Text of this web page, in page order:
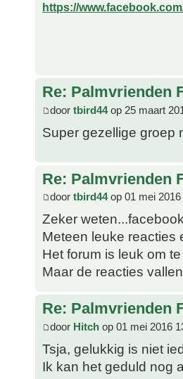
https://
Re: Palmvrienden
door tbird44op 25 maart
Super gezellige groep
Re: Palmvrienden
door tbird44op 01 mei 2016
Zeker
Meteen leuke reacties
Het forum is leuk om
Maar de reacties
Re: Palmvrienden
door Hitch op 01 mei 2016
Tsja, gelukkig is niet
Ik kan het geduld nog